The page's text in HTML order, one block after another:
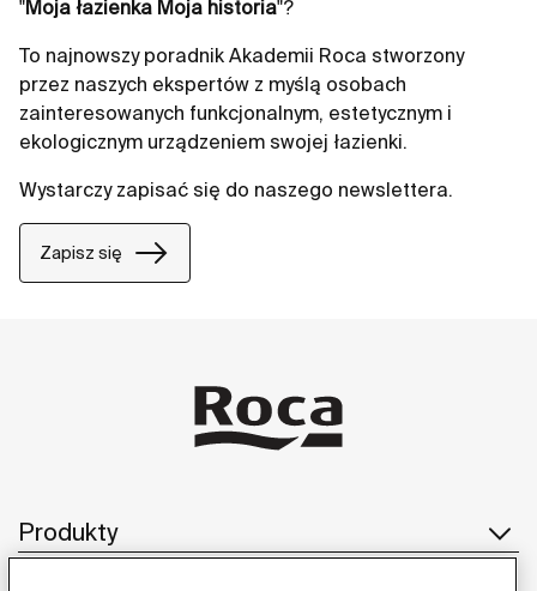
"Moja łazienka Moja historia"?
To najnowszy poradnik Akademii Roca stworzony
przez naszych ekspertów z myślą osobach
zainteresowanych funkcjonalnym, estetycznym i
ekologicznym urządzeniem swojej łazienki.
Wystarczy zapisać się do naszego newslettera.
Zapisz się
Produkty